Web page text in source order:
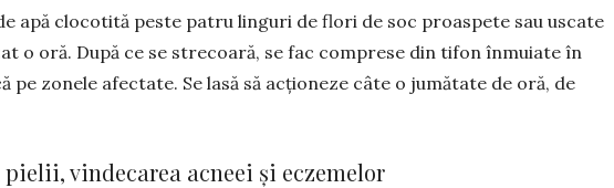
apă clocotită peste patru linguri de flori de soc proaspete sau uscate
o oră. După ce se strecoară, se fac comprese din tifon înmuiate în
pe zonele afectate. Se lasă să acționeze câte o jumătate de oră, de
vindecarea acneei și eczemelor